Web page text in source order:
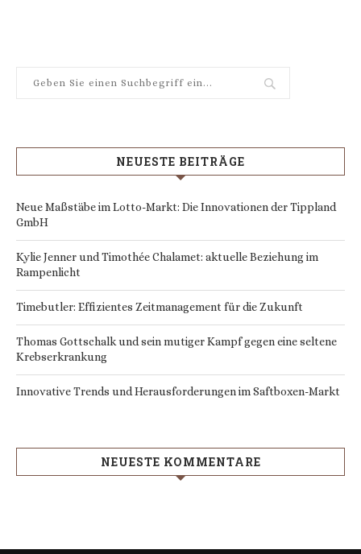
NEUESTE BEITRÄGE
Neue Maßstäbe im Lotto-Markt: Die Innovationen der Tippland
GmbH
Kylie Jenner und Timothée Chalamet: aktuelle Beziehung im
Rampenlicht
Timebutler: Effizientes Zeitmanagement für die Zukunft
Thomas Gottschalk und sein mutiger Kampf gegen eine seltene
Krebserkrankung
Innovative Trends und Herausforderungen im Saftboxen-Markt
NEUESTE KOMMENTARE